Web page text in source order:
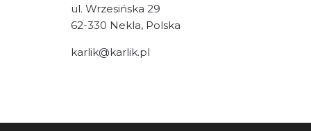
ul. Wrzesińska 29
62-330 Nekla, Polska
karlik@karlik.pl